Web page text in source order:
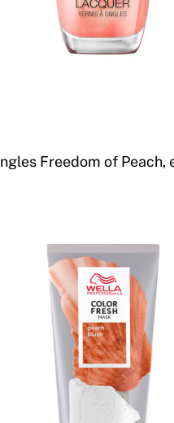
Freedom of Peach,